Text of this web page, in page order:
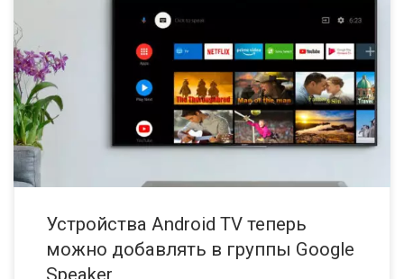
Устройства Android TV теперь можно добавлять в группы Google
Speaker вместе с устройствами Chromecast и Google Home. Android
TV в группах Google Speaker Как и Sonos, устройства на базе Google
могут быть настроены в «многокомнатных» конфигурациях,
позволяющих слушать музыку на нескольких устройствах и в
разных комнатах одновременно. Устройства Android TV […]
Устройства Android TV теперь
можно добавлять в группы Google
Speaker